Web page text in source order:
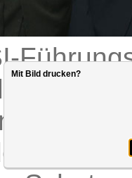
aus
Mit Bild drucken?